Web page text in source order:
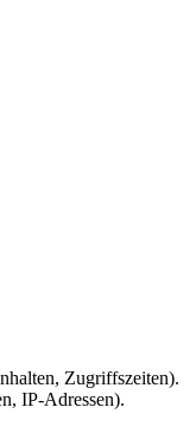
Zugriffszeiten).
IP-Adressen).